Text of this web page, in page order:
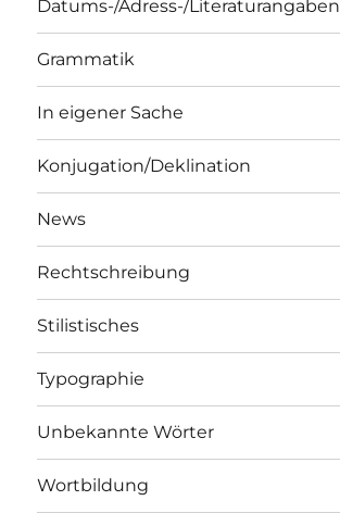
Datums-/Adress-/Literaturangaben
Grammatik
In eigener Sache
Konjugation/Deklination
News
Rechtschreibung
Stilistisches
Typographie
Unbekannte Wörter
Wortbildung